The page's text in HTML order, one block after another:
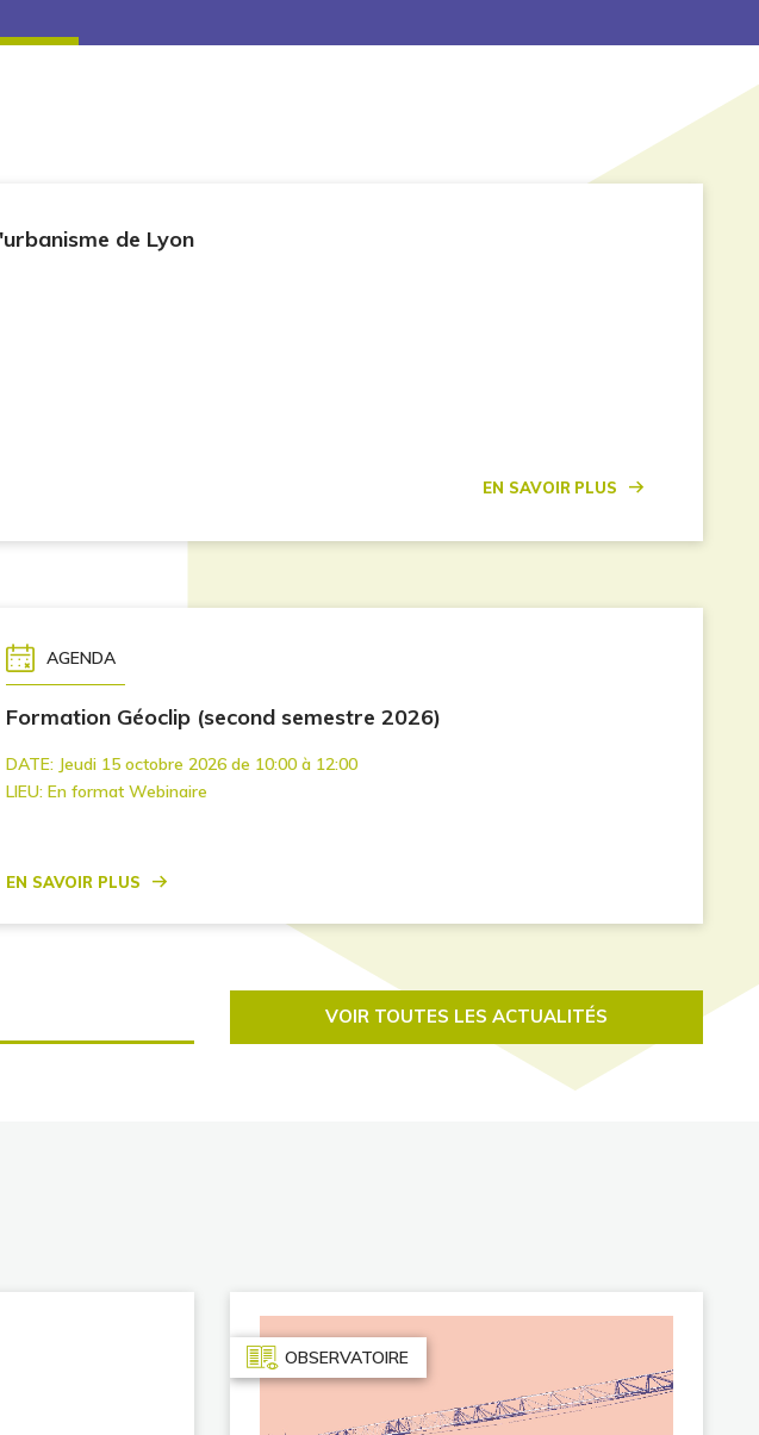
de Lyon
En savoir plus
AGENDA
Formation Géoclip (second semestre 2026)
DATE: Jeudi 15 octobre 2026 de 10:00 à 12:00
LIEU: En format Webinaire
En savoir plus
VOIR TOUTES LES ACTUALITÉS
OBSERVATOIRE